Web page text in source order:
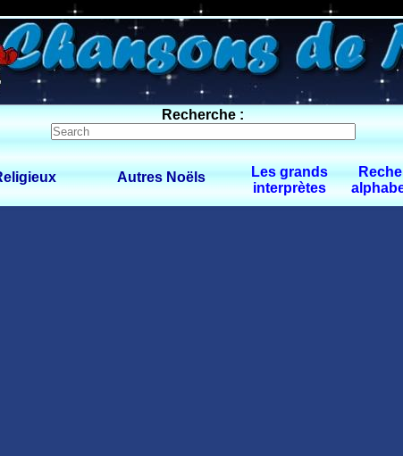
0 $limitbot 1 $limittot 2
Recherche :
Autres Noëls
Les grands
interprètes